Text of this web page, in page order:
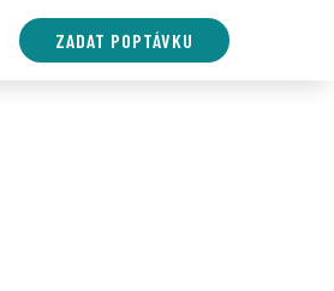
ZADAT POPTÁVKU